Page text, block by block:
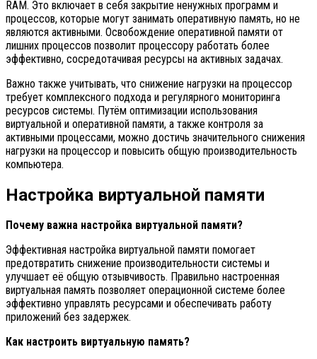
RAM. Это включает в себя закрытие ненужных программ и
процессов, которые могут занимать оперативную память, но не
являются активными. Освобождение оперативной памяти от
лишних процессов позволит процессору работать более
эффективно, сосредотачивая ресурсы на активных задачах.
Важно также учитывать, что снижение нагрузки на процессор
требует комплексного подхода и регулярного мониторинга
ресурсов системы. Путём оптимизации использования
виртуальной и оперативной памяти, а также контроля за
активными процессами, можно достичь значительного снижения
нагрузки на процессор и повысить общую производительность
компьютера.
Настройка виртуальной памяти
Почему важна настройка виртуальной памяти?
Эффективная настройка виртуальной памяти помогает
предотвратить снижение производительности системы и
улучшает её общую отзывчивость. Правильно настроенная
виртуальная память позволяет операционной системе более
эффективно управлять ресурсами и обеспечивать работу
приложений без задержек.
Как настроить виртуальную память?